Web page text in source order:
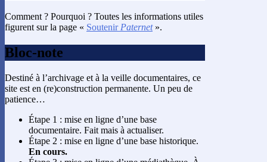
Comment ? Pourquoi ? Toutes les informations utiles
figurent sur la page « Soutenir Paternet».
Bloc-note
Destiné à l’archivage et à la veille documentaires, ce
site est en (re)construction permanente. Un peu de
patience…
Étape 1 : mise en ligne d’une base
documentaire. Fait mais à actualiser.
Étape 2 : mise en ligne d’une base historique.
En cours.